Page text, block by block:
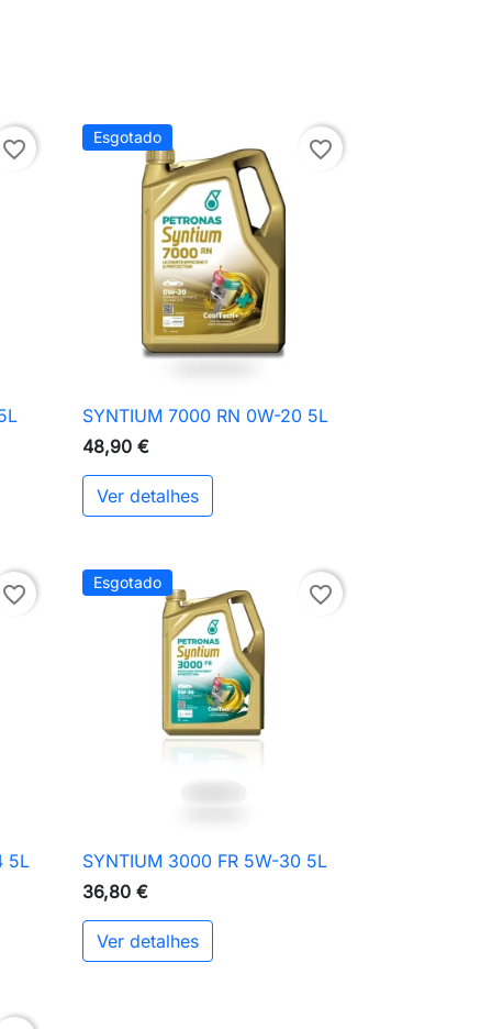
favorite_border Esgotado favorite_border
 Vista rápida
SYNTIUM 7000 RN 0W-20 5L
48,90 €
Ver detalhes
favorite_border
5L
Esgotado favorite_border
 Vista rápida
SYNTIUM 3000 FR 5W-30 5L
36,80 €
Ver detalhes